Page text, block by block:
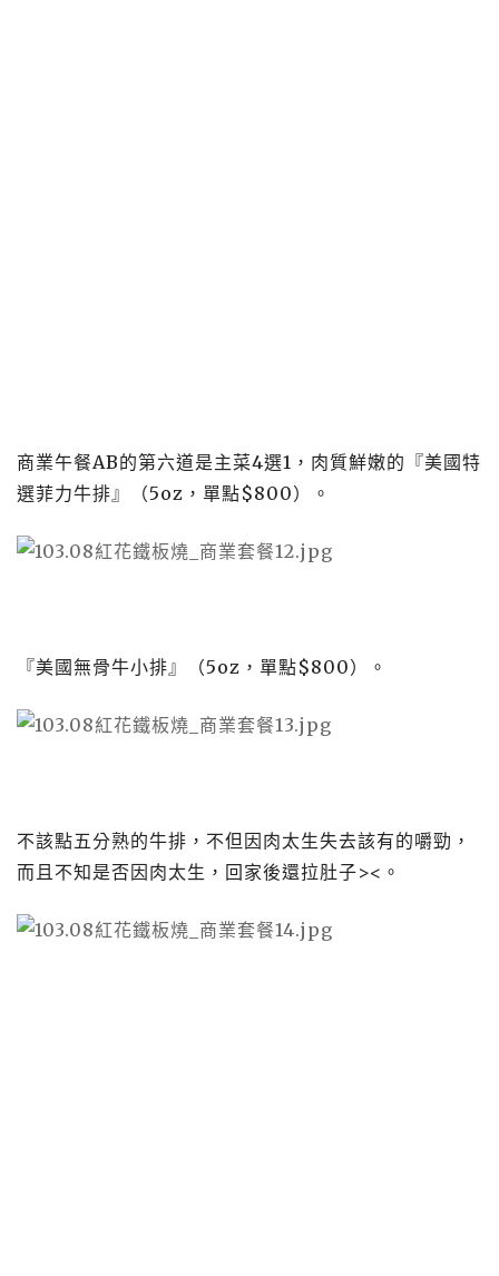
商業午餐AB的第六道是主菜4選1 ，肉質鮮嫩的『美國特
選菲力牛排』（5oz ，單點$800）。
『美國無骨牛小排』（5oz ，單點$800）。
不該點五分熟的牛排，不但因肉太生失去該有的嚼勁，
而且不知是否因肉太生，回家後還拉肚子><。